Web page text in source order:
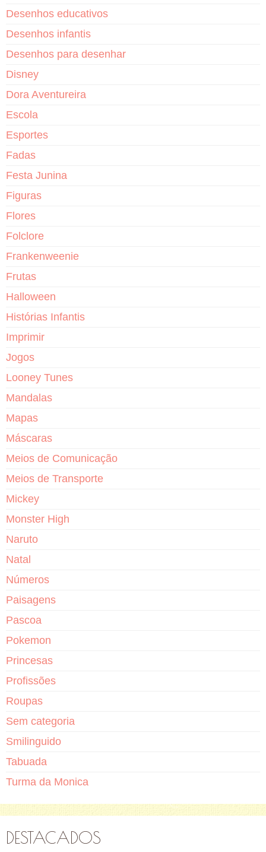
Desenhos educativos
Desenhos infantis
Desenhos para desenhar
Disney
Dora Aventureira
Escola
Esportes
Fadas
Festa Junina
Figuras
Flores
Folclore
Frankenweenie
Frutas
Halloween
Histórias Infantis
Imprimir
Jogos
Looney Tunes
Mandalas
Mapas
Máscaras
Meios de Comunicação
Meios de Transporte
Mickey
Monster High
Naruto
Natal
Números
Paisagens
Pascoa
Pokemon
Princesas
Profissões
Roupas
Sem categoria
Smilinguido
Tabuada
Turma da Monica
DESTACADOS